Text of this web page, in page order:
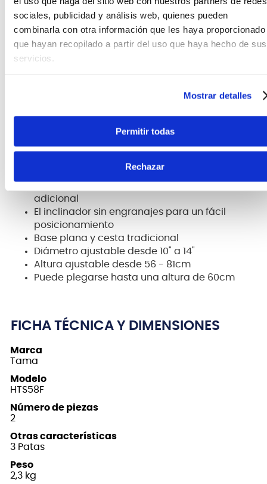
sociales, publicidad y análisis web, quienes pueden
combinarla con otra información que les haya proporcionado
que hayan recopilado a partir del uso que haya hecho de sus
servicios.
Mostrar detalles
Permitir todas
Rechazar
diferencia de los engranajes tradicionales, lo que
permite ajustes en cualquier ángulo deseado. Los
brazos de la canasta con un solo refuerzo permiten
que el tom resuene de forma natural y sin
obstáculos.
para combatir la fatiga, cojines de goma y un
soporte asequible que se construyó para
adaptarse a cualquier baterista o estilo.
adicional
El inclinador sin engranajes para un fácil
posicionamiento
Base plana y cesta tradicional
Diámetro ajustable desde 10" a 14"
Altura ajustable desde 56 - 81cm
Puede plegarse hasta una altura de 60cm
FICHA TÉCNICA Y DIMENSIONES
Marca
Tama
Modelo
HTS58F
Número de piezas
2
Otras características
3 Patas
Peso
2,3 kg